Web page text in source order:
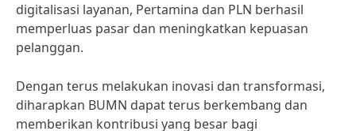
digitalisasi layanan, Pertamina dan PLN berhasil
memperluas pasar dan meningkatkan kepuasan
pelanggan.
Dengan terus melakukan inovasi dan transformasi,
diharapkan BUMN dapat terus berkembang dan
memberikan kontribusi yang besar bagi